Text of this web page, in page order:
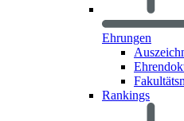
Ehrungen
Rankings